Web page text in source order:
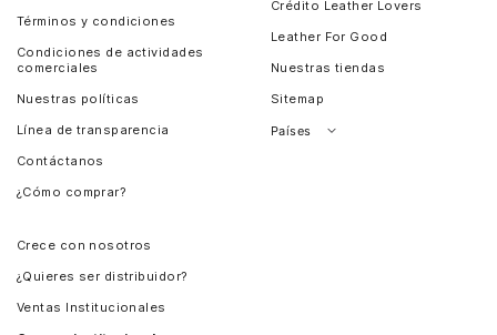
Términos y condiciones
Condiciones de actividades
comerciales
Nuestras políticas
Línea de transparencia
Contáctanos
¿Cómo comprar?
Crédito Leather Lovers
Leather For Good
Nuestras tiendas
Sitemap
Países
Crece con nosotros
¿Quieres ser distribuidor?
Ventas Institucionales